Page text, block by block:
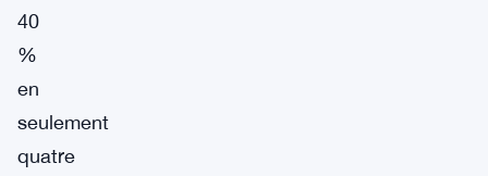
40
%
en
seulement
quatre